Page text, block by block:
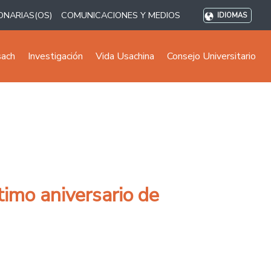
COMUNICACIONES Y MEDIOS IDIOMAS
Investigación Vida Usachina Consejo Universitario
aniversario de